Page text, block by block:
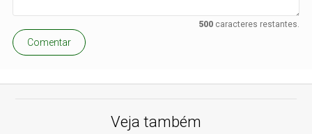
500caracteres restantes.
Comentar
Veja também